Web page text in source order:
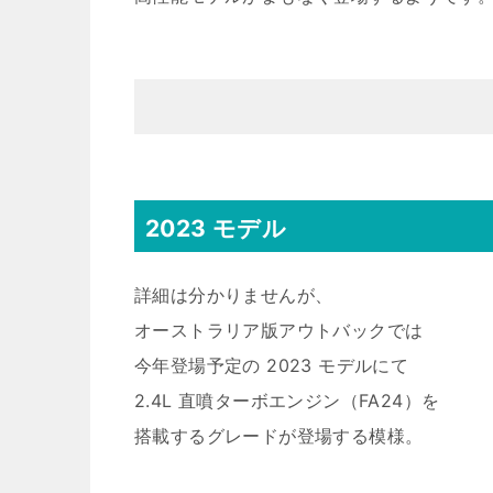
2023 モデル
詳細は分かりませんが、
オーストラリア版アウトバックでは
今年登場予定の 2023 モデルにて
2.4L 直噴ターボエンジン（FA24）を
搭載するグレードが登場する模様。